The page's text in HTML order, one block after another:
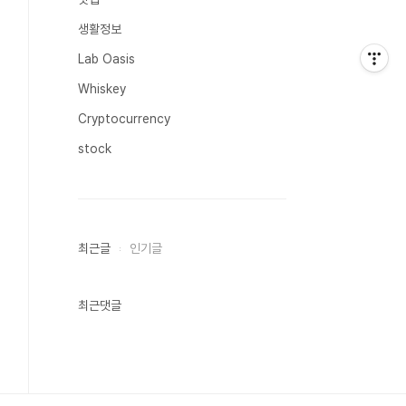
생활정보
Lab Oasis
Whiskey
Cryptocurrency
stock
최근글 인기글
최근댓글